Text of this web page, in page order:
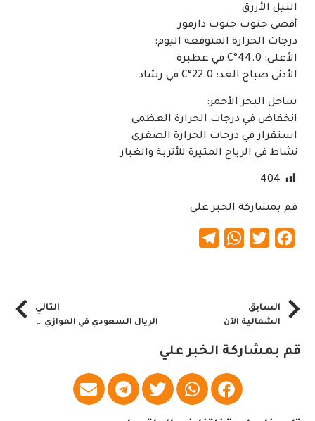
النيل الأزرق
أقصى جنوب جنوب دارفور
درجات الحرارة المتوقعة اليوم:
الأعلى: 44.0°C في عطبرة
الأدنى صباح الغد: 22.0°C في رشاد
ساحل البحر الأحمر:
انخفاض في درجات الحرارة العظمى
استقرار في درجات الحرارة الصغرى
نشاط في الرياح المثيرة للأتربة والغبار
404
قم بمشاركة الخبر علي
Facebook
Twitter
WhatsApp
السابق
الشمالية الآن
التالي
الريال السعودي في الموازي والبنوك السودانية.. اليوم بكم
قم بمشاركة الخبر علي